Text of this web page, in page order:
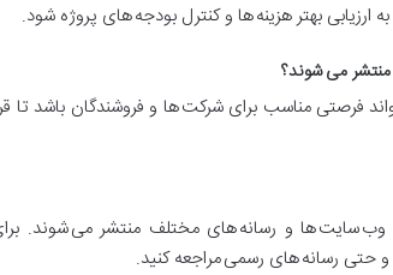
ارزیابی بهتر هزینه ها و کنترل بودجه های پروژه شود.
منتشر می شوند؟
فرصتی مناسب برای شرکت ها و فروشندگان باشد تا
وب سایت ها و رسانه های مختلف منتشر می شوند.
رسانه های رسمی مراجعه کنید.